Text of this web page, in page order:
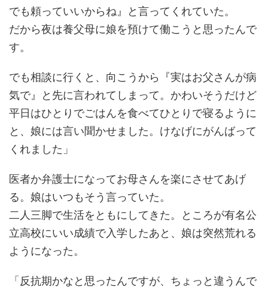
でも頼っていいからね』と言ってくれていた。
だから夜は養父母に娘を預けて働こうと思ったんで
す。
でも相談に行くと、向こうから『実はお父さんが病
気で』と先に言われてしまって。かわいそうだけど
平日はひとりでごはんを食べてひとりで寝るように
と、娘には言い聞かせました。けなげにがんばって
くれました」
医者か弁護士になってお母さんを楽にさせてあげ
る。娘はいつもそう言っていた。
二人三脚で生活をともにしてきた。ところが有名公
立高校にいい成績で入学したあと、娘は突然荒れる
ようになった。
「反抗期かなと思ったんですが、ちょっと違うんで